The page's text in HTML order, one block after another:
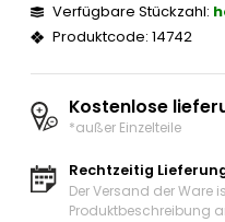
Verfügbare Stückzahl:
Produktcode: 14742
Kostenlose
*außer Einzelteile
Rechtzeitig
Der Versand der Ware
Produktbeschreibung